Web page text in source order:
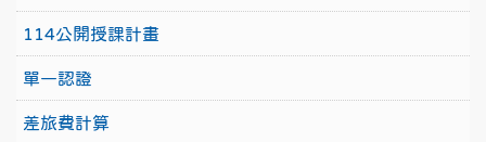
114公開授課計畫
單一認證
差旅費計算